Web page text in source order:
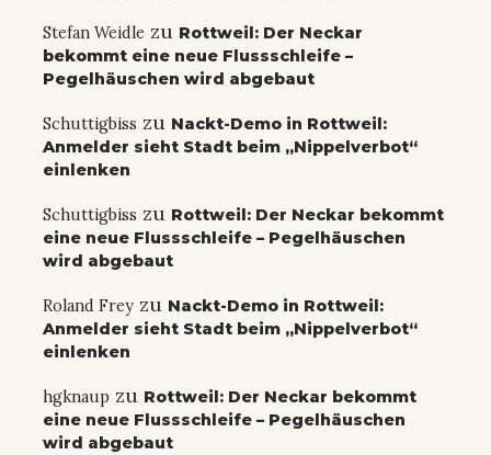
Stefan Weidle zu Rottweil: Der Neckar
bekommt eine neue Flussschleife –
Pegelhäuschen wird abgebaut
Schuttigbiss zu Nackt-Demo in Rottweil:
Anmelder sieht Stadt beim „Nippelverbot“
einlenken
Schuttigbiss zu Rottweil: Der Neckar bekommt
eine neue Flussschleife – Pegelhäuschen
wird abgebaut
Roland Frey zu Nackt-Demo in Rottweil:
Anmelder sieht Stadt beim „Nippelverbot“
einlenken
hgknaup zu Rottweil: Der Neckar bekommt
eine neue Flussschleife – Pegelhäuschen
wird abgebaut